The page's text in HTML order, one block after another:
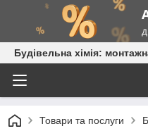
Будівельна хімія:
Товари та послуги